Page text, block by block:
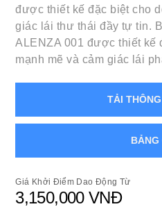
được thiết kế đặc biệt cho
giác lái thư thái đầy tự tin.
ALENZA 001 được thiết kế
mạnh mẽ và cảm giác lái
TẢI
BẢNG
Giá Khởi Điểm Dao Động Từ
3,150,000 VNĐ